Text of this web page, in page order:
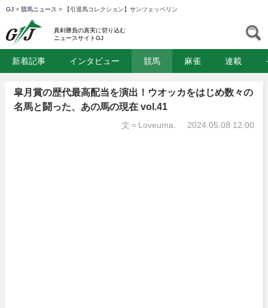
GJ > 競馬ニュース > 【引退馬コレクション】サンツェッペリン
真剣勝負の真実に切り込む
ニュースサイトGJ
新着記事 インタビュー 競馬 麻雀 連載
皐月賞の歴代最高配当を演出！ウオッカをはじめ数々の
名馬と闘った、あの馬の現在 vol.41
文＝Loveuma. 2024.05.08 12:00